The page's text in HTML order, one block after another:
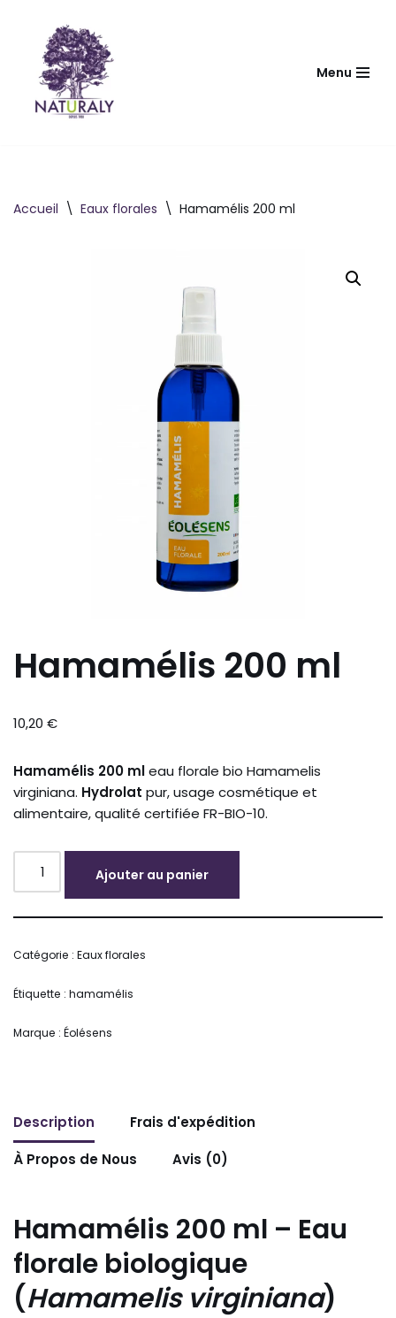
contenu
Menu
Accueil \ Eaux florales \ Hamamélis 200 ml
Hamamélis 200 ml
10,20 €
Hamamélis 200 mleau florale bio Hamamelis
virginiana. Hydrolat pur, usage cosmétique et
alimentaire, qualité certifiée FR-BIO-10.
Ajouter au panier
Catégorie : Eaux florales
Étiquette : hamamélis
Marque : Éolésens
Description
Frais d'expédition
À Propos de Nous
Avis (0)
Hamamélis 200 ml – Eau
florale biologique
(Hamamelis virginiana)